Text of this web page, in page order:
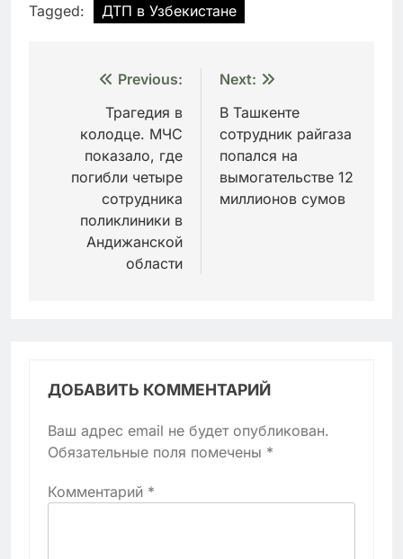
Tagged: ДТП в Узбекистане
Навигация
записям
Previous:
Трагедия в
колодце. МЧС
показало, где
погибли четыре
сотрудника
поликлиники в
Андижанской
области
Next:
В Ташкенте
сотрудник райгаза
попался на
вымогательстве 12
миллионов сумов
ДОБАВИТЬ КОММЕНТАРИЙ
Ваш адрес email не будет опубликован.
Обязательные поля помечены *
Комментарий *